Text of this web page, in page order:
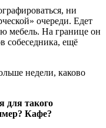
ни
очереди. Едет
мебель. На границе он
собеседника, ещё
недели, каково
для такого
Кафе?